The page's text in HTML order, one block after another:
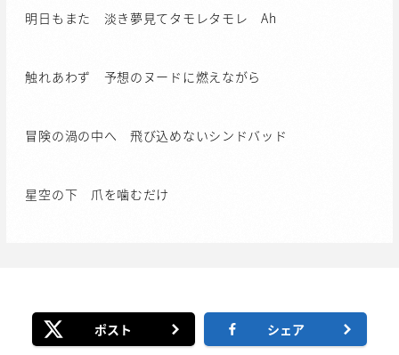
明日もまた 淡き夢見てタモレタモレ Ah
触れあわず 予想のヌードに燃えながら
冒険の渦の中へ 飛び込めないシンドバッド
星空の下 爪を噛むだけ
ポスト シェア